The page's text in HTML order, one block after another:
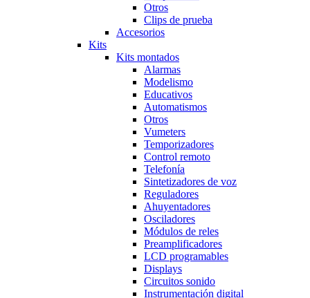
Otros
Clips de prueba
Accesorios
Kits
Kits montados
Alarmas
Modelismo
Educativos
Automatismos
Otros
Vumeters
Temporizadores
Control remoto
Telefonía
Sintetizadores de voz
Reguladores
Ahuyentadores
Osciladores
Módulos de reles
Preamplificadores
LCD programables
Displays
Circuitos sonido
Instrumentación digital